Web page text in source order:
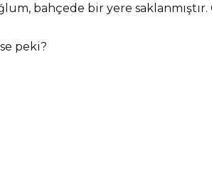
bahçede bir yere
peki?